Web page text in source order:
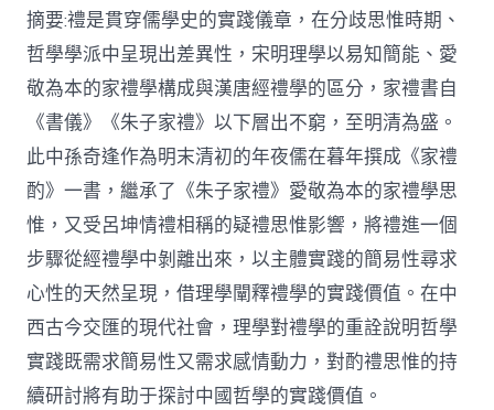
空
間】
從
簡
化
禮
制
到
道
理
天
然：
孫
奇
逢
酌
禮
思
摘要:禮是貫穿儒學史的實踐儀章，在分歧思惟時期、
哲學學派中呈現出差異性，宋明理學以易知簡能、愛
敬為本的家禮學構成與漢唐經禮學的區分，家禮書自
《書儀》《朱子家禮》以下層出不窮，至明清為盛。
此中孫奇逢作為明末清初的年夜儒在暮年撰成《家禮
酌》一書，繼承了《朱子家禮》愛敬為本的家禮學思
惟，又受呂坤情禮相稱的疑禮思惟影響，將禮進一個
步驟從經禮學中剝離出來，以主體實踐的簡易性尋求
心性的天然呈現，借理學闡釋禮學的實踐價值。在中
西古今交匯的現代社會，理學對禮學的重詮說明哲學
實踐既需求簡易性又需求感情動力，對酌禮思惟的持
續研討將有助于探討中國哲學的實踐價值。